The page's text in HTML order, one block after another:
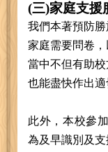
(三)家庭支援
我們本著預防
家庭需要問卷，
當中不但有助
也能盡快作出適
此外，本校參
為及早識別及